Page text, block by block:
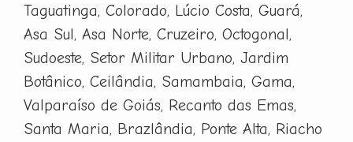
Taguatinga, Colorado, Lúcio Costa, Guará,
Asa Sul, Asa Norte, Cruzeiro, Octogonal,
Sudoeste, Setor Militar Urbano, Jardim
Botânico, Ceilândia, Samambaia, Gama,
Valparaíso de Goiás, Recanto das Emas,
Santa Maria, Brazlândia, Ponte Alta, Riacho